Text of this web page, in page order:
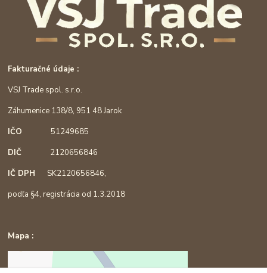
Fakturačné údaje :
VSJ Trade spol. s.r.o.
Záhumenice 138/8, 951 48 Jarok
IČO51249685
DIČ 2120656846
IČ DPHSK2120656846,
podľa §4, registrácia od 1.3.2018
Mapa :